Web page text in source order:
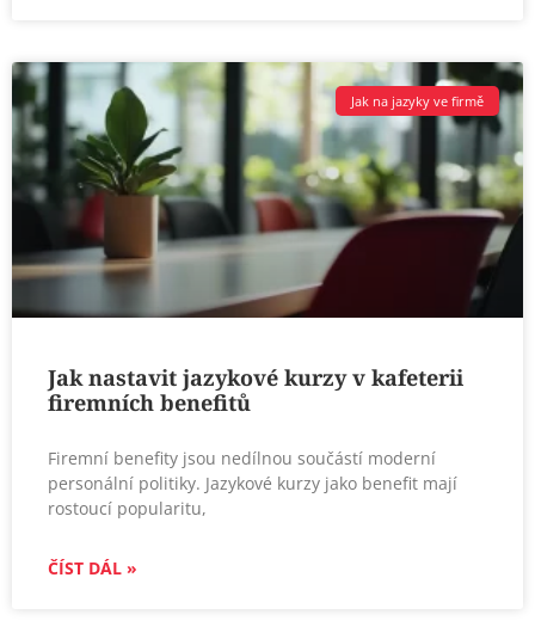
Jak na jazyky ve firmě
Jak nastavit jazykové kurzy v kafeterii
firemních benefitů
Firemní benefity jsou nedílnou součástí moderní
personální politiky. Jazykové kurzy jako benefit mají
rostoucí popularitu,
ČÍST DÁL »